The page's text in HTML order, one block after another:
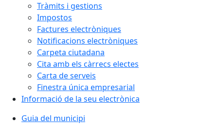
Tràmits i gestions
Impostos
Factures electròniques
Notificacions electròniques
Carpeta ciutadana
Cita amb els càrrecs electes
Carta de serveis
Finestra única empresarial
Informació de la seu electrònica
Guia del municipi